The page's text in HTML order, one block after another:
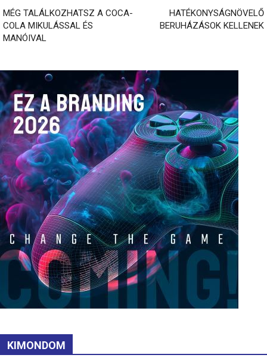
MÉG TALÁLKOZHATSZ A COCA-
COLA MIKULÁSSAL ÉS
MANÓIVAL
HATÉKONYSÁGNÖVELŐ
BERUHÁZÁSOK KELLENEK
KIMONDOM